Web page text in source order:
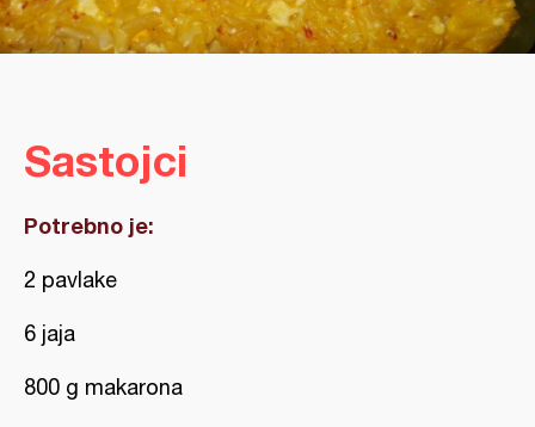
Sastojci
Potrebno je:
2 pavlake
6 jaja
800 g makarona